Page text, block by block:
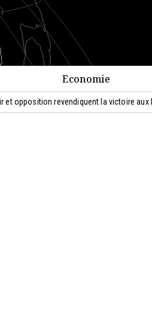
Economie
et opposition revendiquent la victoire aux